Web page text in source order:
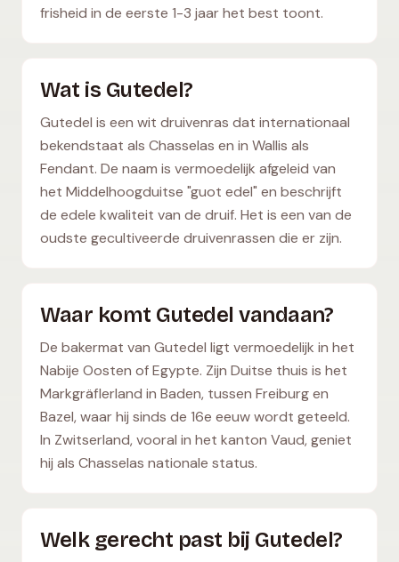
frisheid in de eerste 1-3 jaar het best toont.
Wat is Gutedel?
Gutedel is een wit druivenras dat internationaal
bekendstaat als Chasselas en in Wallis als
Fendant. De naam is vermoedelijk afgeleid van
het Middelhoogduitse "guot edel" en beschrijft
de edele kwaliteit van de druif. Het is een van de
oudste gecultiveerde druivenrassen die er zijn.
Waar komt Gutedel vandaan?
De bakermat van Gutedel ligt vermoedelijk in het
Nabije Oosten of Egypte. Zijn Duitse thuis is het
Markgräflerland in Baden, tussen Freiburg en
Bazel, waar hij sinds de 16e eeuw wordt geteeld.
In Zwitserland, vooral in het kanton Vaud, geniet
hij als Chasselas nationale status.
Welk gerecht past bij Gutedel?